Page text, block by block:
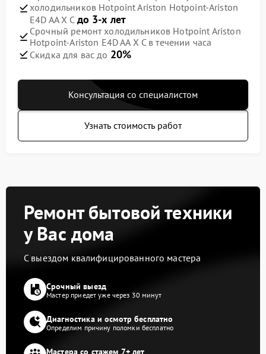
холодильников Hotpoint Ariston Hotpoint-Ariston
E4D AA X C до 3-х лет
Срочный ремонт холодильников Hotpoint Ariston
Hotpoint-Ariston E4D AA X C в течении часа
Скидка для вас до 20%
Консультация со специалистом
Узнать стоимость работ
Ремонт бытовой техники
у Вас дома
С выездом квалифицированного мастера
Срочный выезд
Мастер приедет уже через 30 минут
Диагностика и осмотр бесплатно
Определим причину поломки бесплатно
Мастера со стажем 7+ лет